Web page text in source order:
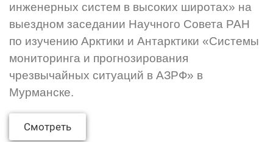
инженерных систем в высоких широтах» на
выездном заседании Научного Совета РАН
по изучению Арктики и Антарктики «Системы
мониторинга и прогнозирования
чрезвычайных ситуаций в АЗРФ» в
Мурманске.
Смотреть